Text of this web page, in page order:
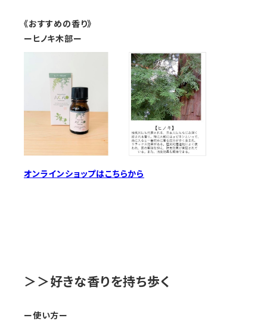
《おすすめの香り》
ーヒノキ木部ー
オンラインショップはこちらから
＞＞好きな香りを持ち歩く
ー使い方ー